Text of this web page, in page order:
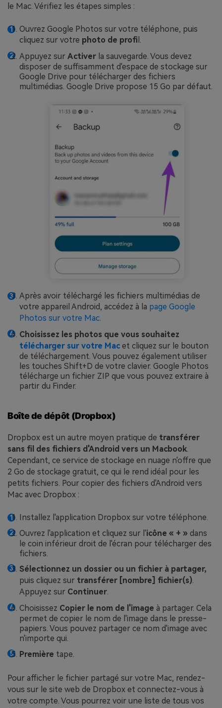
le Mac. Vérifiez les étapes simples :
Ouvrez Google Photos sur votre téléphone, puis
cliquez sur votre photo de profi l.
Appuyez sur Activer la sauvegarde. Vous devez
disposer de suffisamment d'espace de stockage sur
Google Drive pour télécharger des fichiers
multimédias. Google Drive propose 15 Go par défaut.
Après avoir téléchargé les fichiers multimédias de
votre appareil Android, accédez à la page Google
Photos sur votre Mac.
Choisissez les photos que vous souhaitez
télécharger sur votre Mac et cliquez sur le bouton
de téléchargement. Vous pouvez également utiliser
les touches Shift+D de votre clavier. Google Photos
télécharge un fichier ZIP que vous pouvez extraire à
partir du Finder.
Boîte de dépôt (Dropbox)
Dropbox est un autre moyen pratique de transférer
sans fil des fichiers d'Android vers un Macbook
Cependant, ce service de stockage en nuage n'offre que
2 Go de stockage gratuit, ce qui le rend idéal pour les
petits fichiers. Pour copier des fichiers d'Android vers
Mac avec Dropbox :
Installez l'application Dropbox sur votre téléphone.
Ouvrez l'application et cliquez sur l'icône « + » dans
le coin inférieur droit de l'écran pour télécharger des
fichiers.
Sélectionnez un dossier ou un fichier à partager,
puis cliquez sur transférer [nombre] fichier(s).
Appuyez sur Continuer.
Choisissez Copier le nom de l'image à partager. Cela
permet de copier le nom de l'image dans le presse-
papiers. Vous pouvez partager ce nom d'image avec
n'importe qui.
Première tape.
Pour afficher le fichier partagé sur votre Mac, rendez-
vous sur le site web de Dropbox et connectez-vous à
votre compte. Vous pourrez voir une liste de tous vos